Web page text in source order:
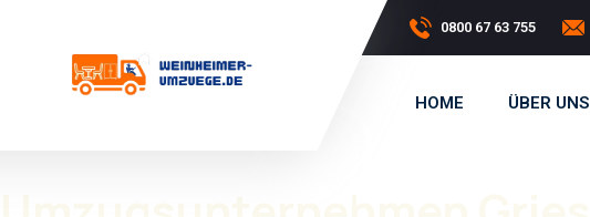
0800 67 63 755
HOME ÜBER UNS